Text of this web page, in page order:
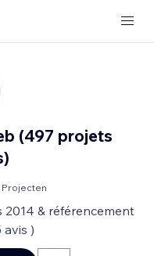
(497 projets
Projecten
2014 & référencement
avis )